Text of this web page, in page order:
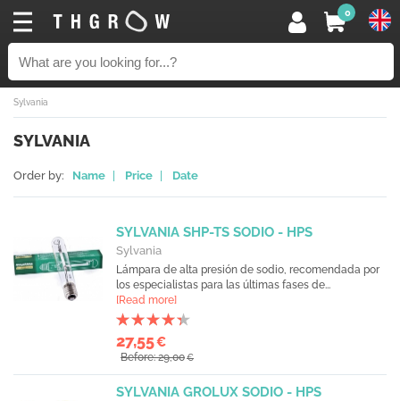
0
Sylvania
SYLVANIA
Order by: Name Price Date
SYLVANIA SHP-TS SODIO - HPS
Sylvania
Lámpara de alta presión de sodio, recomendada por
los especialistas para las últimas fases de...
[Read more]
27,55€
Before: 29,00€
SYLVANIA GROLUX SODIO - HPS